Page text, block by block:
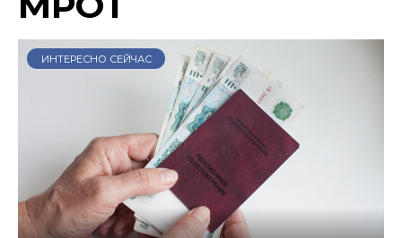
ИНТЕРЕСНО СЕЙЧАС